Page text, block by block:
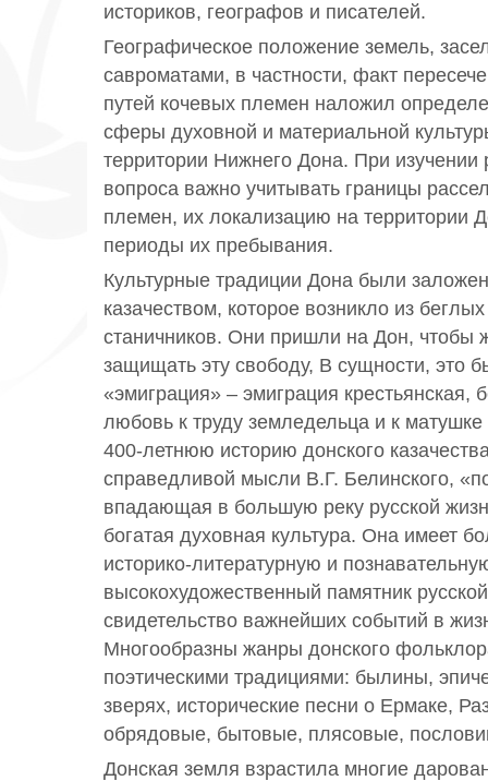
историков, географов и писателей.
Географическое положение земель,
савроматами, в частности, факт
путей кочевых племен наложил
сферы духовной и материальной
территории Нижнего Дона. При изучении
вопроса важно учитывать границы
племен, их локализацию на территории
периоды их пребывания.
Культурные традиции Дона были
казачеством, которое возникло из
станичников. Они пришли на Дон, чтобы
защищать эту свободу, В сущности, это
«эмиграция» – эмиграция крестьянская,
любовь к труду земледельца и к
400-летнюю историю донского
справедливой мысли В.Г. Белинского,
впадающая в большую реку русской
богатая духовная культура. Она имеет
историко-литературную и
высокохудожественный памятник
свидетельство важнейших событий в
Многообразны жанры донского
поэтическими традициями: былины,
зверях, исторические песни о Ермаке,
обрядовые, бытовые, плясовые,
Донская земля взрастила многие